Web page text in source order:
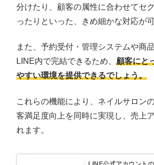
分けたり、顧客の属性に合わせてセ
ったりといった、きめ細かな対応が
また、予約受付・管理システムや商
LINE内で完結できるため、 顧客にと
やすい環境を提供できるでしょう。
これらの機能により、ネイルサロン
客満足度向上を同時に実現し、売上
れます。